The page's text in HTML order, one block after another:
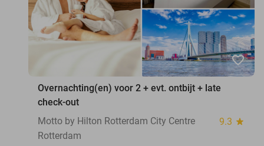
favorite_border
Overnachting(en) voor 2 + evt. ontbijt + late
check-out
Motto by Hilton Rotterdam City Centre
9.3 star
Rotterdam